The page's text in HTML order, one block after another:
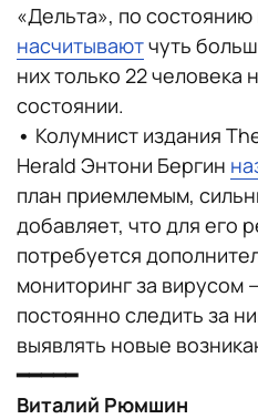
«Дельта», по
насчитываютчуть
них только 22 человека
состоянии.
• Колумнист издания
Herald Энтони Бергин
план приемлемым,
добавляет, что для его
потребуется
мониторинг за вирусом
постоянно следить за
выявлять новые
━━━━━
Виталий Рюмшин